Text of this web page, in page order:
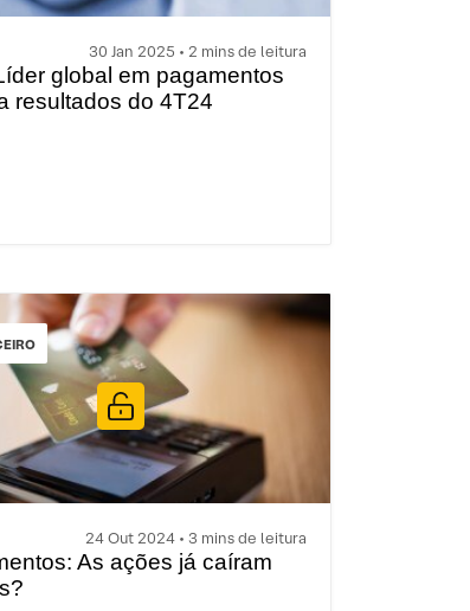
30 Jan 2025 • 2 mins de leitura
global em pagamentos
resultados do 4T24
24 Out 2024 • 3 mins de leitura
As ações já caíram